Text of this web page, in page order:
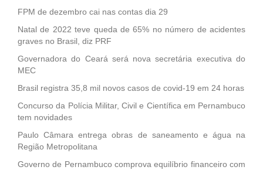
FPM de dezembro cai nas contas dia 29
Natal de 2022 teve queda de 65% no número de acidentes
graves no Brasil, diz PRF
Governadora do Ceará será nova secretária executiva do
MEC
Brasil registra 35,8 mil novos casos de covid-19 em 24 horas
Concurso da Polícia Militar, Civil e Científica em Pernambuco
tem novidades
Paulo Câmara entrega obras de saneamento e água na
Região Metropolitana
Governo de Pernambuco comprova equilíbrio financeiro com